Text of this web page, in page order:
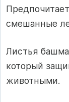
смешанные
Листья
который
животными.